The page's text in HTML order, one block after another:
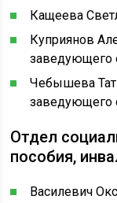
Кащеева
Куприянов
заведующего
Чебышева
заведующего
Отдел
пособия,
Василевич